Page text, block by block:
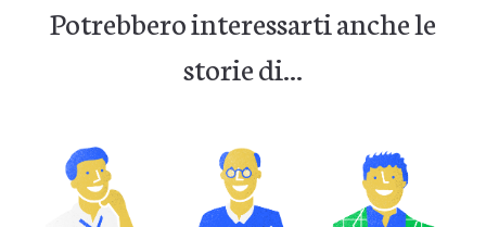
Potrebbero interessarti anche le
storie di...